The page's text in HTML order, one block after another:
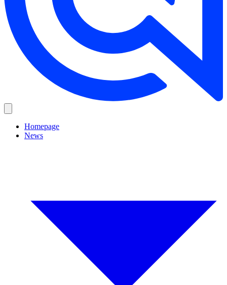
Homepage
News